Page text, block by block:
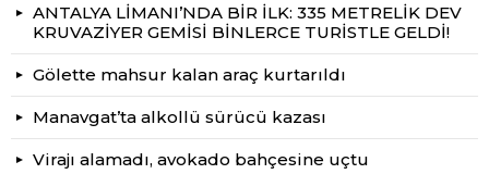
ANTALYA LİMANI’NDA BİR İLK: 335 METRELİK DEV
KRUVAZİYER GEMİSİ BİNLERCE TURİSTLE GELDİ!
Gölette mahsur kalan araç kurtarıldı
Manavgat’ta alkollü sürücü kazası
Virajı alamadı, avokado bahçesine uçtu